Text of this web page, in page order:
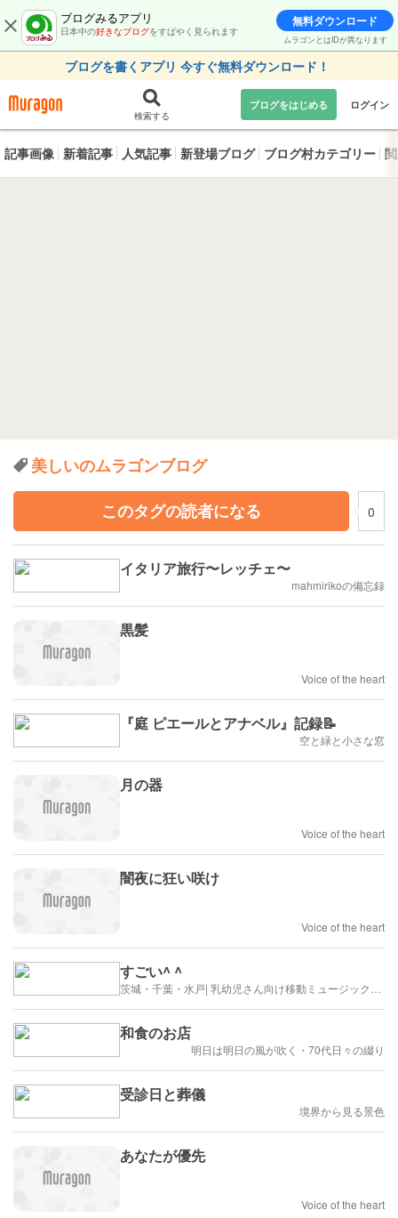
ブログみるアプリ
日本中の好きなブログをすばやく見られます
無料ダウンロード
ムラゴンとはIDが異なります
ブログを書くアプリ 今すぐ無料ダウンロード！
検索する
ブログをはじめる ログイン
記事画像 新着記事 人気記事 新登場ブログ ブログ村カテゴリー
美しいのムラゴンブログ
このタグの読者になる
0
イタリア旅行〜レッチェ〜
mahmirikoの備忘録
黒髪
Voice of the heart
『庭 ピエールとアナベル』記録📝
空と緑と小さな窓
月の器
Voice of the heart
闇夜に狂い咲け
Voice of the heart
すごい^ ^
和食のお店
明日は明日の風が吹く・70代日々の綴り
受診日と葬儀
境界から見る景色
あなたが優先
Voice of the heart